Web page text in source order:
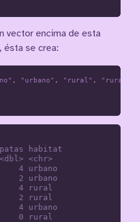
vector encima de esta
ésta se crea:
, "urbano" , "rural" , "rural"
habitat
<dbl> <chr>
4 urbano
2 urbano
4 rural
2 rural
4 urbano